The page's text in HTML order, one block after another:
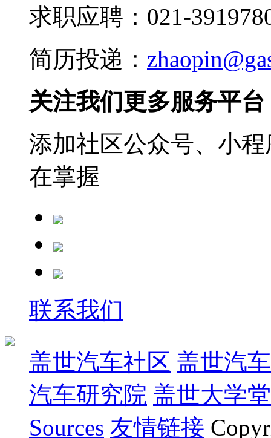
求职应聘：021-
简历投递：
关注我们更多服务平台
添加社区公众号、小
在掌握
联系我们
盖世汽车社区 盖世汽
汽车研究院 盖世大学堂
Sources 友情链接